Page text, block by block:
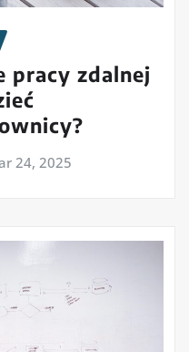
pracy zdalnej
24, 2025